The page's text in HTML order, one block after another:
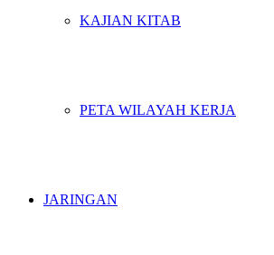
KAJIAN KITAB
PETA WILAYAH KERJA
JARINGAN